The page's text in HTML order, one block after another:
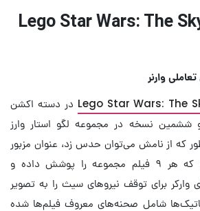
Lego Star Wars: The
وارنر
Lego Star Wars: The در دسته اکشن
و ششمین نسخه در مجموعه لگو استار وارز
که از نامش می‌توان حدس زد، عنوان مزبور
داستانی را شامل شده که هر ۹ فیلم مجموعه را پوشش داده و
وارکر برای توقف نیروهای سیث را به تصویر
شامل صحنه‌های معروف فیلم‌ها شده